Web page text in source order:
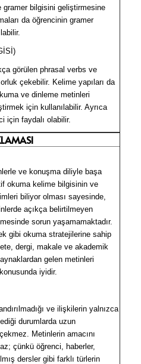
bilgisini geliştirmesine
da öğrencinin gramer
görülen phrasal verbs ve
çekebilir. Kelime yapıları da
ve dinleme metinleri
için kullanılabilir. Ayrıca
için faydalı olabilir.
ve konuşma diliyle başa
okuma kelime bilgisinin ve
biliyor olması sayesinde,
açıkça belirtilmeyen
sorun yaşamamaktadır.
gibi okuma stratejilerine sahip
dergi, makale ve akademik
gelen metinleri
iyidir.
ve ilişkilerin yalnızca
durumlarda uzun
Metinlerin amacını
çünkü öğrenci, haberler,
dersler gibi farklı türlerin